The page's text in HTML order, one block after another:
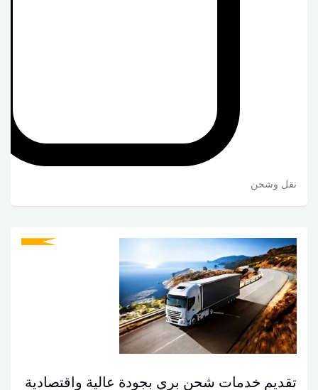
نقل وشحن
تقديم خدمات شحن بري بجودة عالية واقتصادية